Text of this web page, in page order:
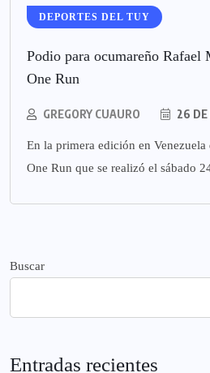
DEPORTES DEL TUY
Podio para ocumareño Rafael
One Run
GREGORY CUAURO 26 DE
En la primera edición en
One Run que se realizó el sábado
Buscar
Entradas recientes